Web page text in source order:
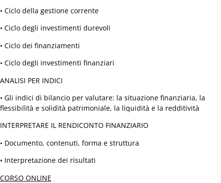
APPROFONDIMENTI
Cdo x Sussidiario – Progetto Podcast
Cdo e Tempi: L’Italia del buon lavoro – Tutti gli
articoli
SEDI
SERVIZI
Impresa
INPS
Servizi finanziari
• Ciclo della gestione corrente
• Ciclo degli investimenti durevoli
• Ciclo dei finanziamenti
• Ciclo degli investimenti finanziari
ANALISI PER INDICI
• Gli indici di bilancio per valutare: la situazione finanziaria, la
flessibilità e solidità patrimoniale, la liquidità e la redditività
INTERPRETARE IL RENDICONTO FINANZIARIO
• Documento, contenuti, forma e struttura
• Interpretazione dei risultati
CORSO ONLINE